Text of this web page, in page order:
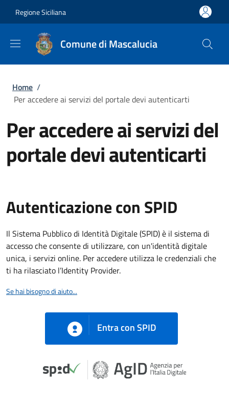
Regione Siciliana
Comune di Mascalucia
Briciole di pane
Home /
Per accedere ai servizi del portale devi autenticarti
Per accedere ai servizi del
portale devi autenticarti
Autenticazione con SPID
Il Sistema Pubblico di Identità Digitale (SPID) è il sistema di
accesso che consente di utilizzare, con un'identità digitale
unica, i servizi online. Per accedere utilizza le credenziali che
ti ha rilasciato l’Identity Provider.
Se hai bisogno di aiuto...
Entra con SPID